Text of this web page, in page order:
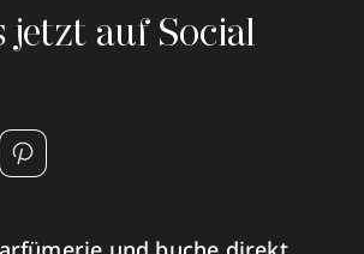
Informationen
jetzt auf Social